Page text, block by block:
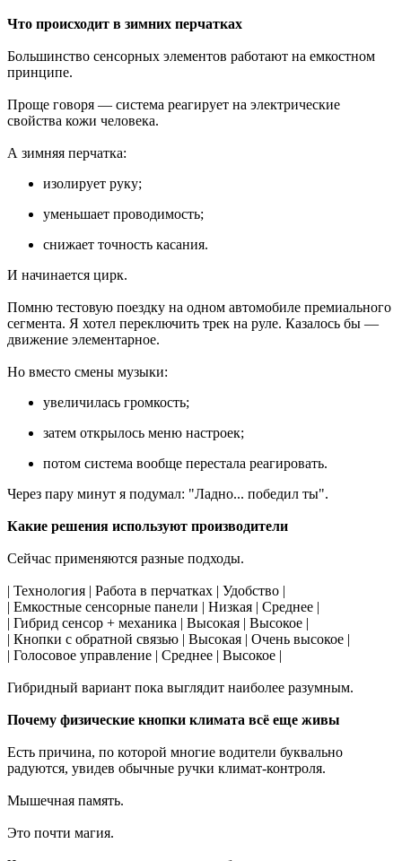
Что происходит в зимних перчатках
Большинство сенсорных элементов работают на емкостном
принципе.
Проще говоря — система реагирует на электрические
свойства кожи человека.
А зимняя перчатка:
изолирует руку;
уменьшает проводимость;
снижает точность касания.
И начинается цирк.
Помню тестовую поездку на одном автомобиле премиального
сегмента. Я хотел переключить трек на руле. Казалось бы —
движение элементарное.
Но вместо смены музыки:
увеличилась громкость;
затем открылось меню настроек;
потом система вообще перестала реагировать.
Через пару минут я подумал: "Ладно... победил ты".
Какие решения используют производители
Сейчас применяются разные подходы.
| Технология | Работа в перчатках | Удобство |
| Емкостные сенсорные панели | Низкая | Среднее |
| Гибрид сенсор + механика | Высокая | Высокое |
| Кнопки с обратной связью | Высокая | Очень высокое |
| Голосовое управление | Среднее | Высокое |
Гибридный вариант пока выглядит наиболее разумным.
Почему физические кнопки климата всё еще живы
Есть причина, по которой многие водители буквально
радуются, увидев обычные ручки климат-контроля.
Мышечная память.
Это почти магия.